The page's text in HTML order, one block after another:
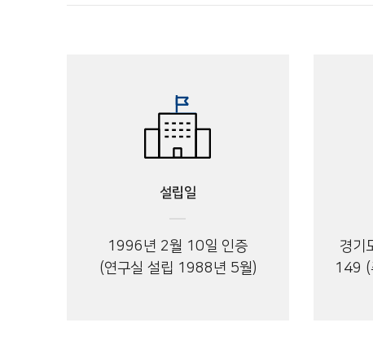
설립일
1996년 2월 10일 인증
(연구실 설립 1988년 5월)
경기
149 (